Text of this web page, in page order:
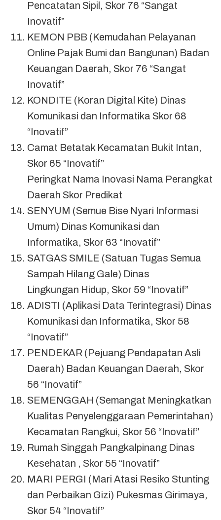
Pencatatan Sipil, Skor 76 “Sangat
Inovatif”
KEMON PBB (Kemudahan Pelayanan
Online Pajak Bumi dan Bangunan) Badan
Keuangan Daerah, Skor 76 “Sangat
Inovatif”
KONDITE (Koran Digital Kite) Dinas
Komunikasi dan Informatika Skor 68
“Inovatif”
Camat Betatak Kecamatan Bukit Intan,
Skor 65 “Inovatif”
Peringkat Nama Inovasi Nama Perangkat
Daerah Skor Predikat
SENYUM (Semue Bise Nyari Informasi
Umum) Dinas Komunikasi dan
Informatika, Skor 63 “Inovatif”
SATGAS SMILE (Satuan Tugas Semua
Sampah Hilang Gale) Dinas
Lingkungan Hidup, Skor 59 “Inovatif”
ADISTI (Aplikasi Data Terintegrasi) Dinas
Komunikasi dan Informatika, Skor 58
“Inovatif”
PENDEKAR (Pejuang Pendapatan Asli
Daerah) Badan Keuangan Daerah, Skor
56 “Inovatif”
SEMENGGAH (Semangat Meningkatkan
Kualitas Penyelenggaraan Pemerintahan)
Kecamatan Rangkui, Skor 56 “Inovatif”
Rumah Singgah Pangkalpinang Dinas
Kesehatan , Skor 55 “Inovatif”
MARI PERGI (Mari Atasi Resiko Stunting
dan Perbaikan Gizi) Pukesmas Girimaya,
Skor 54 “Inovatif”